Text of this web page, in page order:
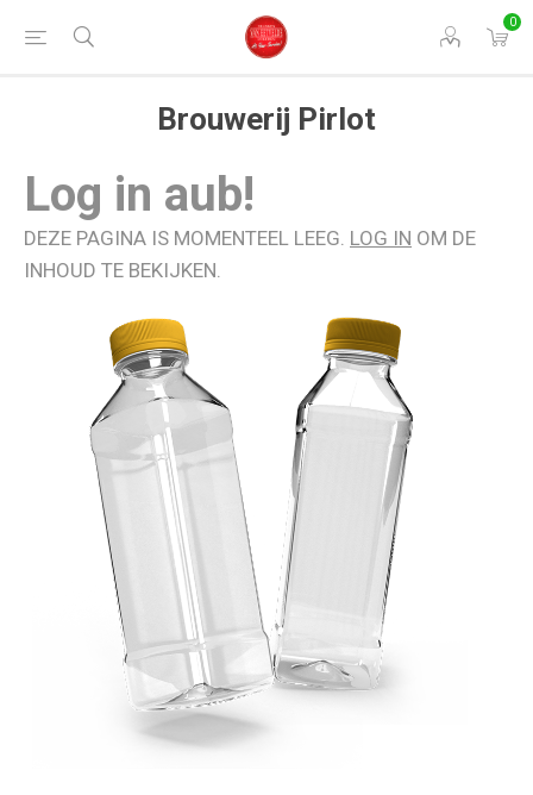
0
Brouwerij Pirlot
Log in aub!
DEZE PAGINA IS MOMENTEEL LEEG. LOG IN OM DE
INHOUD TE BEKIJKEN.